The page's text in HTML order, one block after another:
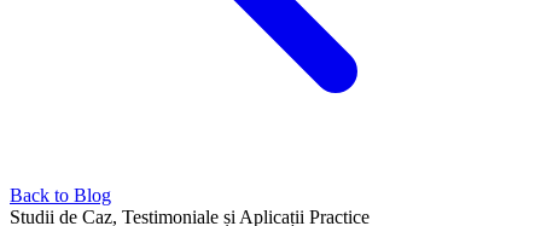
Back to Blog
Studii de Caz, Testimoniale și Aplicații Practice